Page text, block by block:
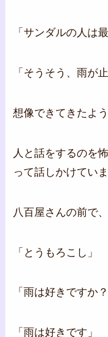
「サンダルの人は
「そうそう、雨が
想像できてきたよう
人と話をするのを
って話しかけていま
八百屋さんの前で
「とうもろこし」
「雨は好きですか？
「雨は好きです」